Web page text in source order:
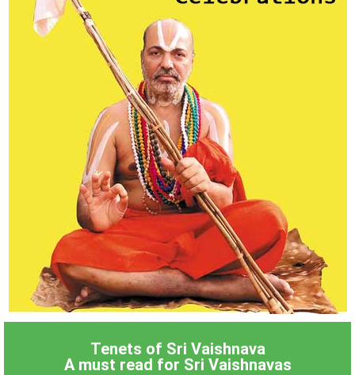
Tenets of Sri Vaishnava
A must read for Sri Vaishnavas